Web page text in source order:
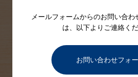
メールフォームからのお問い合
は、
以下よりご連絡くだ
お問い合わせフォ